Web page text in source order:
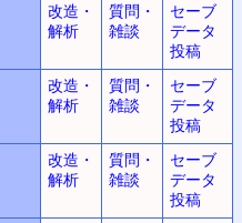
改造・
解析
質問・
雑談
セーブ
データ
投稿
改造・
解析
質問・
雑談
セーブ
データ
投稿
改造・
解析
質問・
雑談
セーブ
データ
投稿